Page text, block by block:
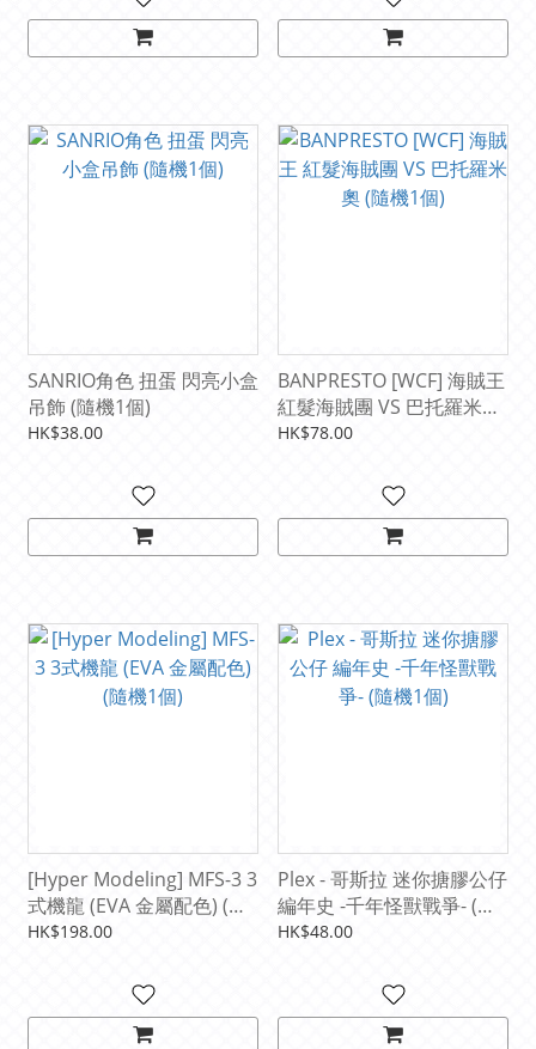
SANRIO角色 扭蛋 閃亮小盒
吊飾 (隨機1個)
HK$38.00
BANPRESTO [WCF] 海賊王
紅髮海賊團 VS 巴托羅米奧
(隨機1個)
HK$78.00
[Hyper Modeling] MFS-3 3
式機龍 (EVA 金屬配色) (隨
機1個)
HK$198.00
Plex - 哥斯拉 迷你搪膠公仔
編年史 -千年怪獸戰爭- (隨
機1個)
HK$48.00